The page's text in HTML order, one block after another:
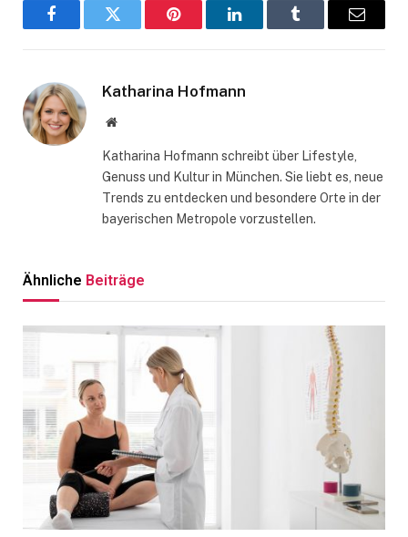
FacebookTwitter Pinterest LinkedInTumblr Email
Katharina Hofmann
Website
Katharina Hofmann schreibt über Lifestyle,
Genuss und Kultur in München. Sie liebt es, neue
Trends zu entdecken und besondere Orte in der
bayerischen Metropole vorzustellen.
Ähnliche Beiträge